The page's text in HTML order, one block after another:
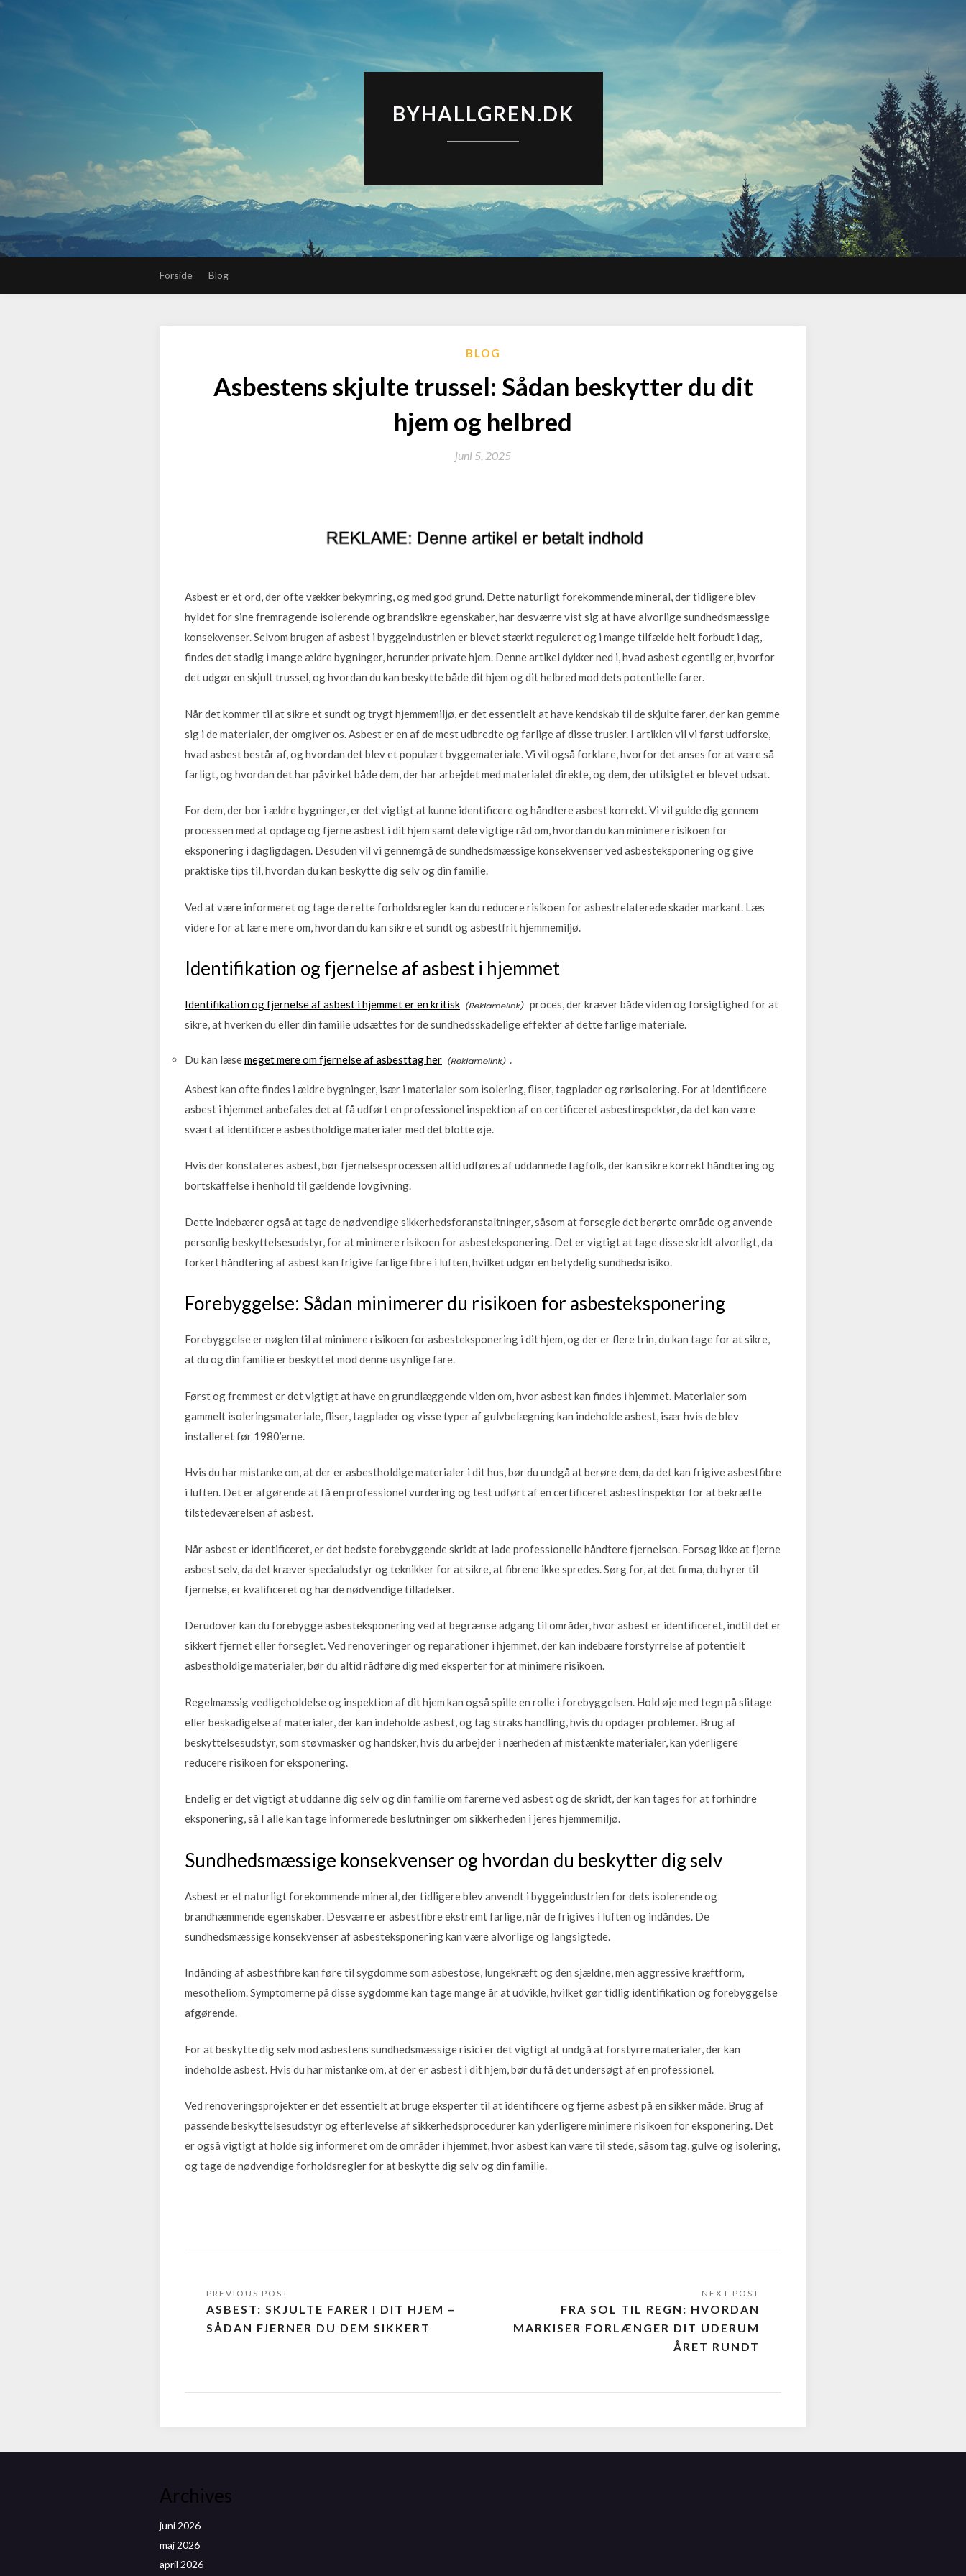
BYHALLGREN.DK
Forside Blog
BLOG
Asbestens skjulte trussel: Sådan beskytter du dit
hjem og helbred
juni 5, 2025
Asbest er et ord, der ofte vækker bekymring, og med god grund. Dette naturligt forekommende mineral, der tidligere blev
hyldet for sine fremragende isolerende og brandsikre egenskaber, har desværre vist sig at have alvorlige sundhedsmæssige
konsekvenser. Selvom brugen af asbest i byggeindustrien er blevet stærkt reguleret og i mange tilfælde helt forbudt i dag,
findes det stadig i mange ældre bygninger, herunder private hjem. Denne artikel dykker ned i, hvad asbest egentlig er, hvorfor
det udgør en skjult trussel, og hvordan du kan beskytte både dit hjem og dit helbred mod dets potentielle farer.
Når det kommer til at sikre et sundt og trygt hjemmemiljø, er det essentielt at have kendskab til de skjulte farer, der kan gemme
sig i de materialer, der omgiver os. Asbest er en af de mest udbredte og farlige af disse trusler. I artiklen vil vi først udforske,
hvad asbest består af, og hvordan det blev et populært byggemateriale. Vi vil også forklare, hvorfor det anses for at være så
farligt, og hvordan det har påvirket både dem, der har arbejdet med materialet direkte, og dem, der utilsigtet er blevet udsat.
For dem, der bor i ældre bygninger, er det vigtigt at kunne identificere og håndtere asbest korrekt. Vi vil guide dig gennem
processen med at opdage og fjerne asbest i dit hjem samt dele vigtige råd om, hvordan du kan minimere risikoen for
eksponering i dagligdagen. Desuden vil vi gennemgå de sundhedsmæssige konsekvenser ved asbesteksponering og give
praktiske tips til, hvordan du kan beskytte dig selv og din familie.
Ved at være informeret og tage de rette forholdsregler kan du reducere risikoen for asbestrelaterede skader markant. Læs
videre for at lære mere om, hvordan du kan sikre et sundt og asbestfrit hjemmemiljø.
Identifikation og fjernelse af asbest i hjemmet
Identifikation og fjernelse af asbest i hjemmet er en kritisk
proces, der kræver både viden og forsigtighed for at
sikre, at hverken du eller din familie udsættes for de sundhedsskadelige effekter af dette farlige materiale.
Du kan læsemeget mere om fjernelse af asbesttag her
Asbest kan ofte findes i ældre bygninger, især i materialer som isolering, fliser, tagplader og rørisolering. For at identificere
asbest i hjemmet anbefales det at få udført en professionel inspektion af en certificeret asbestinspektør, da det kan være
svært at identificere asbestholdige materialer med det blotte øje.
Hvis der konstateres asbest, bør fjernelsesprocessen altid udføres af uddannede fagfolk, der kan sikre korrekt håndtering og
bortskaffelse i henhold til gældende lovgivning.
Dette indebærer også at tage de nødvendige sikkerhedsforanstaltninger, såsom at forsegle det berørte område og anvende
personlig beskyttelsesudstyr, for at minimere risikoen for asbesteksponering. Det er vigtigt at tage disse skridt alvorligt, da
forkert håndtering af asbest kan frigive farlige fibre i luften, hvilket udgør en betydelig sundhedsrisiko.
Forebyggelse: Sådan minimerer du risikoen for asbesteksponering
Forebyggelse er nøglen til at minimere risikoen for asbesteksponering i dit hjem, og der er flere trin, du kan tage for at sikre,
at du og din familie er beskyttet mod denne usynlige fare.
Først og fremmest er det vigtigt at have en grundlæggende viden om, hvor asbest kan findes i hjemmet. Materialer som
gammelt isoleringsmateriale, fliser, tagplader og visse typer af gulvbelægning kan indeholde asbest, især hvis de blev
installeret før 1980’erne.
Hvis du har mistanke om, at der er asbestholdige materialer i dit hus, bør du undgå at berøre dem, da det kan frigive asbestfibre
i luften. Det er afgørende at få en professionel vurdering og test udført af en certificeret asbestinspektør for at bekræfte
tilstedeværelsen af asbest.
Når asbest er identificeret, er det bedste forebyggende skridt at lade professionelle håndtere fjernelsen. Forsøg ikke at fjerne
asbest selv, da det kræver specialudstyr og teknikker for at sikre, at fibrene ikke spredes. Sørg for, at det firma, du hyrer til
fjernelse, er kvalificeret og har de nødvendige tilladelser.
Derudover kan du forebygge asbesteksponering ved at begrænse adgang til områder, hvor asbest er identificeret, indtil det er
sikkert fjernet eller forseglet. Ved renoveringer og reparationer i hjemmet, der kan indebære forstyrrelse af potentielt
asbestholdige materialer, bør du altid rådføre dig med eksperter for at minimere risikoen.
Regelmæssig vedligeholdelse og inspektion af dit hjem kan også spille en rolle i forebyggelsen. Hold øje med tegn på slitage
eller beskadigelse af materialer, der kan indeholde asbest, og tag straks handling, hvis du opdager problemer. Brug af
beskyttelsesudstyr, som støvmasker og handsker, hvis du arbejder i nærheden af mistænkte materialer, kan yderligere
reducere risikoen for eksponering.
Endelig er det vigtigt at uddanne dig selv og din familie om farerne ved asbest og de skridt, der kan tages for at forhindre
eksponering, så I alle kan tage informerede beslutninger om sikkerheden i jeres hjemmemiljø.
Sundhedsmæssige konsekvenser og hvordan du beskytter dig selv
Asbest er et naturligt forekommende mineral, der tidligere blev anvendt i byggeindustrien for dets isolerende og
brandhæmmende egenskaber. Desværre er asbestfibre ekstremt farlige, når de frigives i luften og indåndes. De
sundhedsmæssige konsekvenser af asbesteksponering kan være alvorlige og langsigtede.
Indånding af asbestfibre kan føre til sygdomme som asbestose, lungekræft og den sjældne, men aggressive kræftform,
mesotheliom. Symptomerne på disse sygdomme kan tage mange år at udvikle, hvilket gør tidlig identifikation og forebyggelse
afgørende.
For at beskytte dig selv mod asbestens sundhedsmæssige risici er det vigtigt at undgå at forstyrre materialer, der kan
indeholde asbest. Hvis du har mistanke om, at der er asbest i dit hjem, bør du få det undersøgt af en professionel.
Ved renoveringsprojekter er det essentielt at bruge eksperter til at identificere og fjerne asbest på en sikker måde. Brug af
passende beskyttelsesudstyr og efterlevelse af sikkerhedsprocedurer kan yderligere minimere risikoen for eksponering. Det
er også vigtigt at holde sig informeret om de områder i hjemmet, hvor asbest kan være til stede, såsom tag, gulve og isolering,
og tage de nødvendige forholdsregler for at beskytte dig selv og din familie.
ASBEST: SKJULTE FARER I DIT HJEM –
SÅDAN FJERNER DU DEM SIKKERT
FRA SOL TIL REGN: HVORDAN
MARKISER FORLÆNGER DIT UDERUM
ÅRET RUNDT
Archives
juni 2026
maj 2026
april 2026